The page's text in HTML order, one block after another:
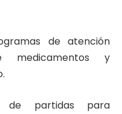
de atención
medicamentos y
de partidas para